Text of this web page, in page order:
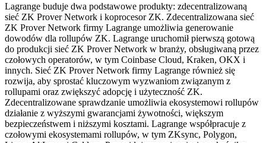
Lagrange buduje dwa podstawowe produkty: zdecentralizowaną
sieć ZK Prover Network i koprocesor ZK. Zdecentralizowana sieć
ZK Prover Network firmy Lagrange umożliwia generowanie
dowodów dla rollupów ZK. Lagrange uruchomił pierwszą gotową
do produkcji sieć ZK Prover Network w branży, obsługiwaną przez
czołowych operatorów, w tym Coinbase Cloud, Kraken, OKX i
innych. Sieć ZK Prover Network firmy Lagrange również się
rozwija, aby sprostać kluczowym wyzwaniom związanym z
rollupami oraz zwiększyć adopcję i użyteczność ZK.
Zdecentralizowane sprawdzanie umożliwia ekosystemowi rollupów
działanie z wyższymi gwarancjami żywotności, większym
bezpieczeństwem i niższymi kosztami. Lagrange współpracuje z
czołowymi ekosystemami rollupów, w tym ZKsync, Polygon,